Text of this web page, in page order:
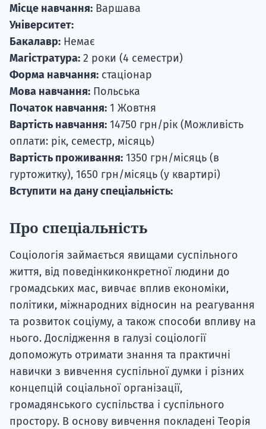
Місце навчання: Варшава
Університет:
Бакалавр: Немає
Магістратура: 2 роки (4 семестри)
Форма навчання: стаціонар
Мова навчання: Польська
Початок навчання: 1 Жовтня
Вартість навчання: 14750 грн/рік (Можливість
оплати: рік, семестр, місяць)
Вартість проживання: 1350 грн/місяць (в
гуртожитку), 1650 грн/місяць (у квартирі)
Вступити на дану спеціальність:
Про спеціальність
Соціологія займається явищами суспільного
життя, від поведінкиконкретної людини до
громадських мас, вивчає вплив економіки,
політики, міжнародних відносин на реагування
та розвиток соціуму, а також способи впливу на
нього. Дослідження в галузі соціології
допоможуть отримати знання та практичні
навички з вивчення суспільної думки і різних
концепцій соціальної організації,
громадянського суспільства і суспільного
простору. В основу вивчення покладені Теорія